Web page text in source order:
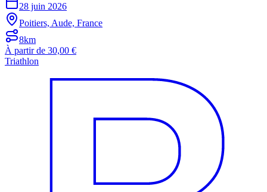
28 juin 2026
Poitiers, Aude, France
8km
À partir de 30,00 €
Triathlon